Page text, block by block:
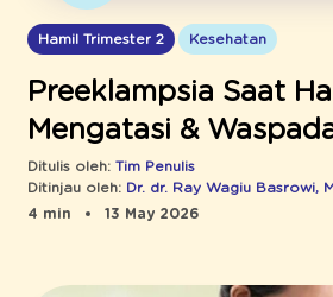
Hamil Trimester 2 Kesehatan
Preeklampsia Saat
Mengatasi &
Ditulis oleh: Tim Penulis
Ditinjau oleh: Dr. dr. Ray Wagiu Basrowi,
4 min
13 May 2026